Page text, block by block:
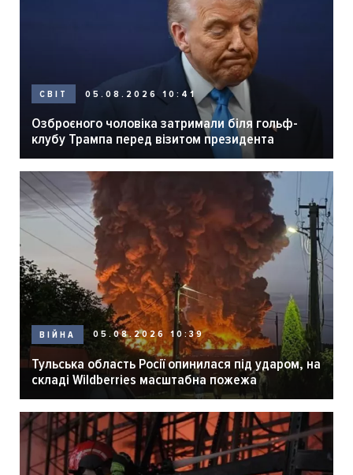
СВІТ 05.08.2026 10:41
Озброєного чоловіка затримали біля гольф-
клубу Трампа перед візитом президента
ВІЙНА 05.08.2026 10:39
Тульська область Росії опинилася під ударом, на
складі Wildberries масштабна пожежа